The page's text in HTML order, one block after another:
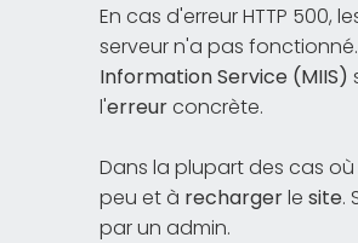
En cas d'erreur HTTP
serveur n'a pas
Information Service (MIIS)
l'erreurconcrète.
Dans la plupart des cas où
peu et à rechargerle site.
par un admin.